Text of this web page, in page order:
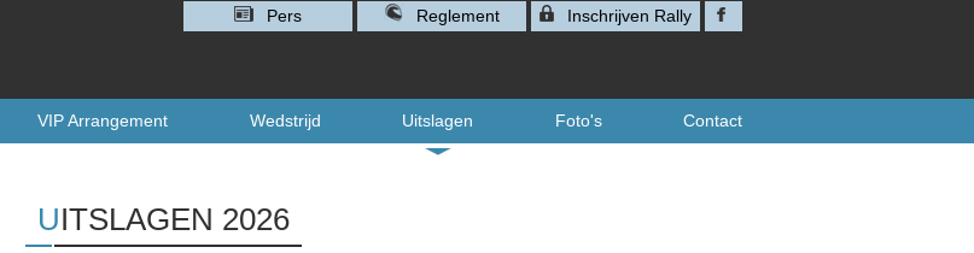
Pers Reglement Inschrijven Rally
VIP Arrangement Wedstrijd Uitslagen Foto's Contact
UITSLAGEN 2026